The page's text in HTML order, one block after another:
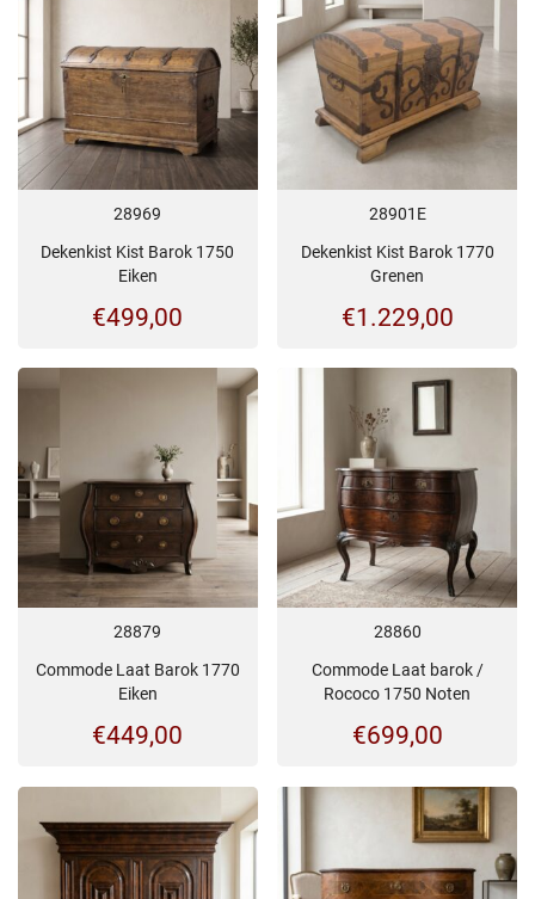
28969
Dekenkist Kist Barok 1750
Eiken
€499,00
28901E
Dekenkist Kist Barok 1770
Grenen
€1.229,00
28879
Commode Laat Barok 1770
Eiken
€449,00
28860
Commode Laat barok /
Rococo 1750 Noten
€699,00